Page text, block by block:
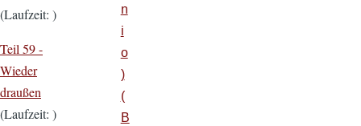
(Laufzeit: )
Teil 59 -
Wieder
draußen
(Laufzeit: )
n
i
o
)
(
B